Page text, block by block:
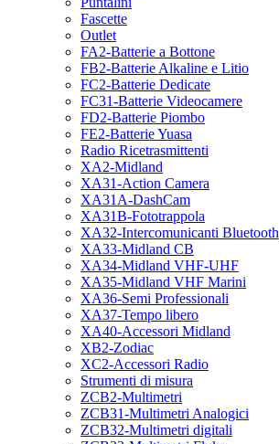
Fascette
Outlet
FA2-Batterie a Bottone
FB2-Batterie Alkaline e Litio
FC2-Batterie Dedicate
FC31-Batterie Videocamere
FD2-Batterie Piombo
FE2-Batterie Yuasa
Radio Ricetrasmittenti
XA2-Midland
XA31-Action Camera
XA31A-DashCam
XA31B-Fototrappola
XA32-Intercomunicanti Bluetooth
XA33-Midland CB
XA34-Midland VHF-UHF
XA35-Midland VHF Marini
XA36-Semi Professionali
XA37-Tempo libero
XA40-Accessori Midland
XB2-Zodiac
XC2-Accessori Radio
Strumenti di misura
ZCB2-Multimetri
ZCB31-Multimetri Analogici
ZCB32-Multimetri digitali